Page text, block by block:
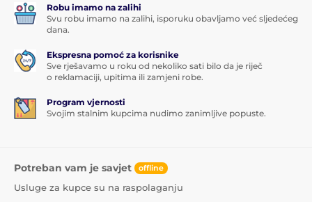
Robu imamo na zalihi
Svu robu imamo na zalihi, isporuku obavljamo već sljedećeg
dana.
Ekspresna pomoć za korisnike
Sve rješavamo u roku od nekoliko sati bilo da je riječ
o reklamaciji, upitima ili zamjeni robe.
Program vjernosti
Svojim stalnim kupcima nudimo zanimljive popuste.
Potreban vam je savjet offline
Usluge za kupce su na raspolaganju